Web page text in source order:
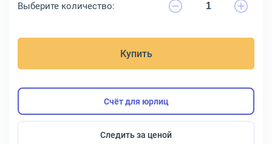
Выберите количество:
Купить
Счёт для юрлиц
Следить за ценой